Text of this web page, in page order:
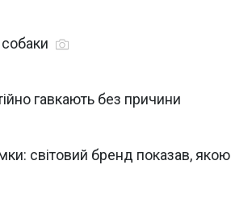
гавкають без причини
світовий бренд показав, якою